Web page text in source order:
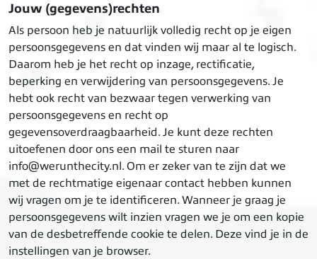
Jouw (gegevens)rechten
Als persoon heb je natuurlijk volledig recht op je eigen
persoonsgegevens en dat vinden wij maar al te logisch.
Daarom heb je het recht op inzage, rectificatie,
beperking en verwijdering van persoonsgegevens. Je
hebt ook recht van bezwaar tegen verwerking van
persoonsgegevens en recht op
gegevensoverdraagbaarheid. Je kunt deze rechten
uitoefenen door ons een mail te sturen naar
info@werunthecity.nl. Om er zeker van te zijn dat we
met de rechtmatige eigenaar contact hebben kunnen
wij vragen om je te identificeren. Wanneer je graag je
persoonsgegevens wilt inzien vragen we je om een kopie
van de desbetreffende cookie te delen. Deze vind je in de
instellingen van je browser.